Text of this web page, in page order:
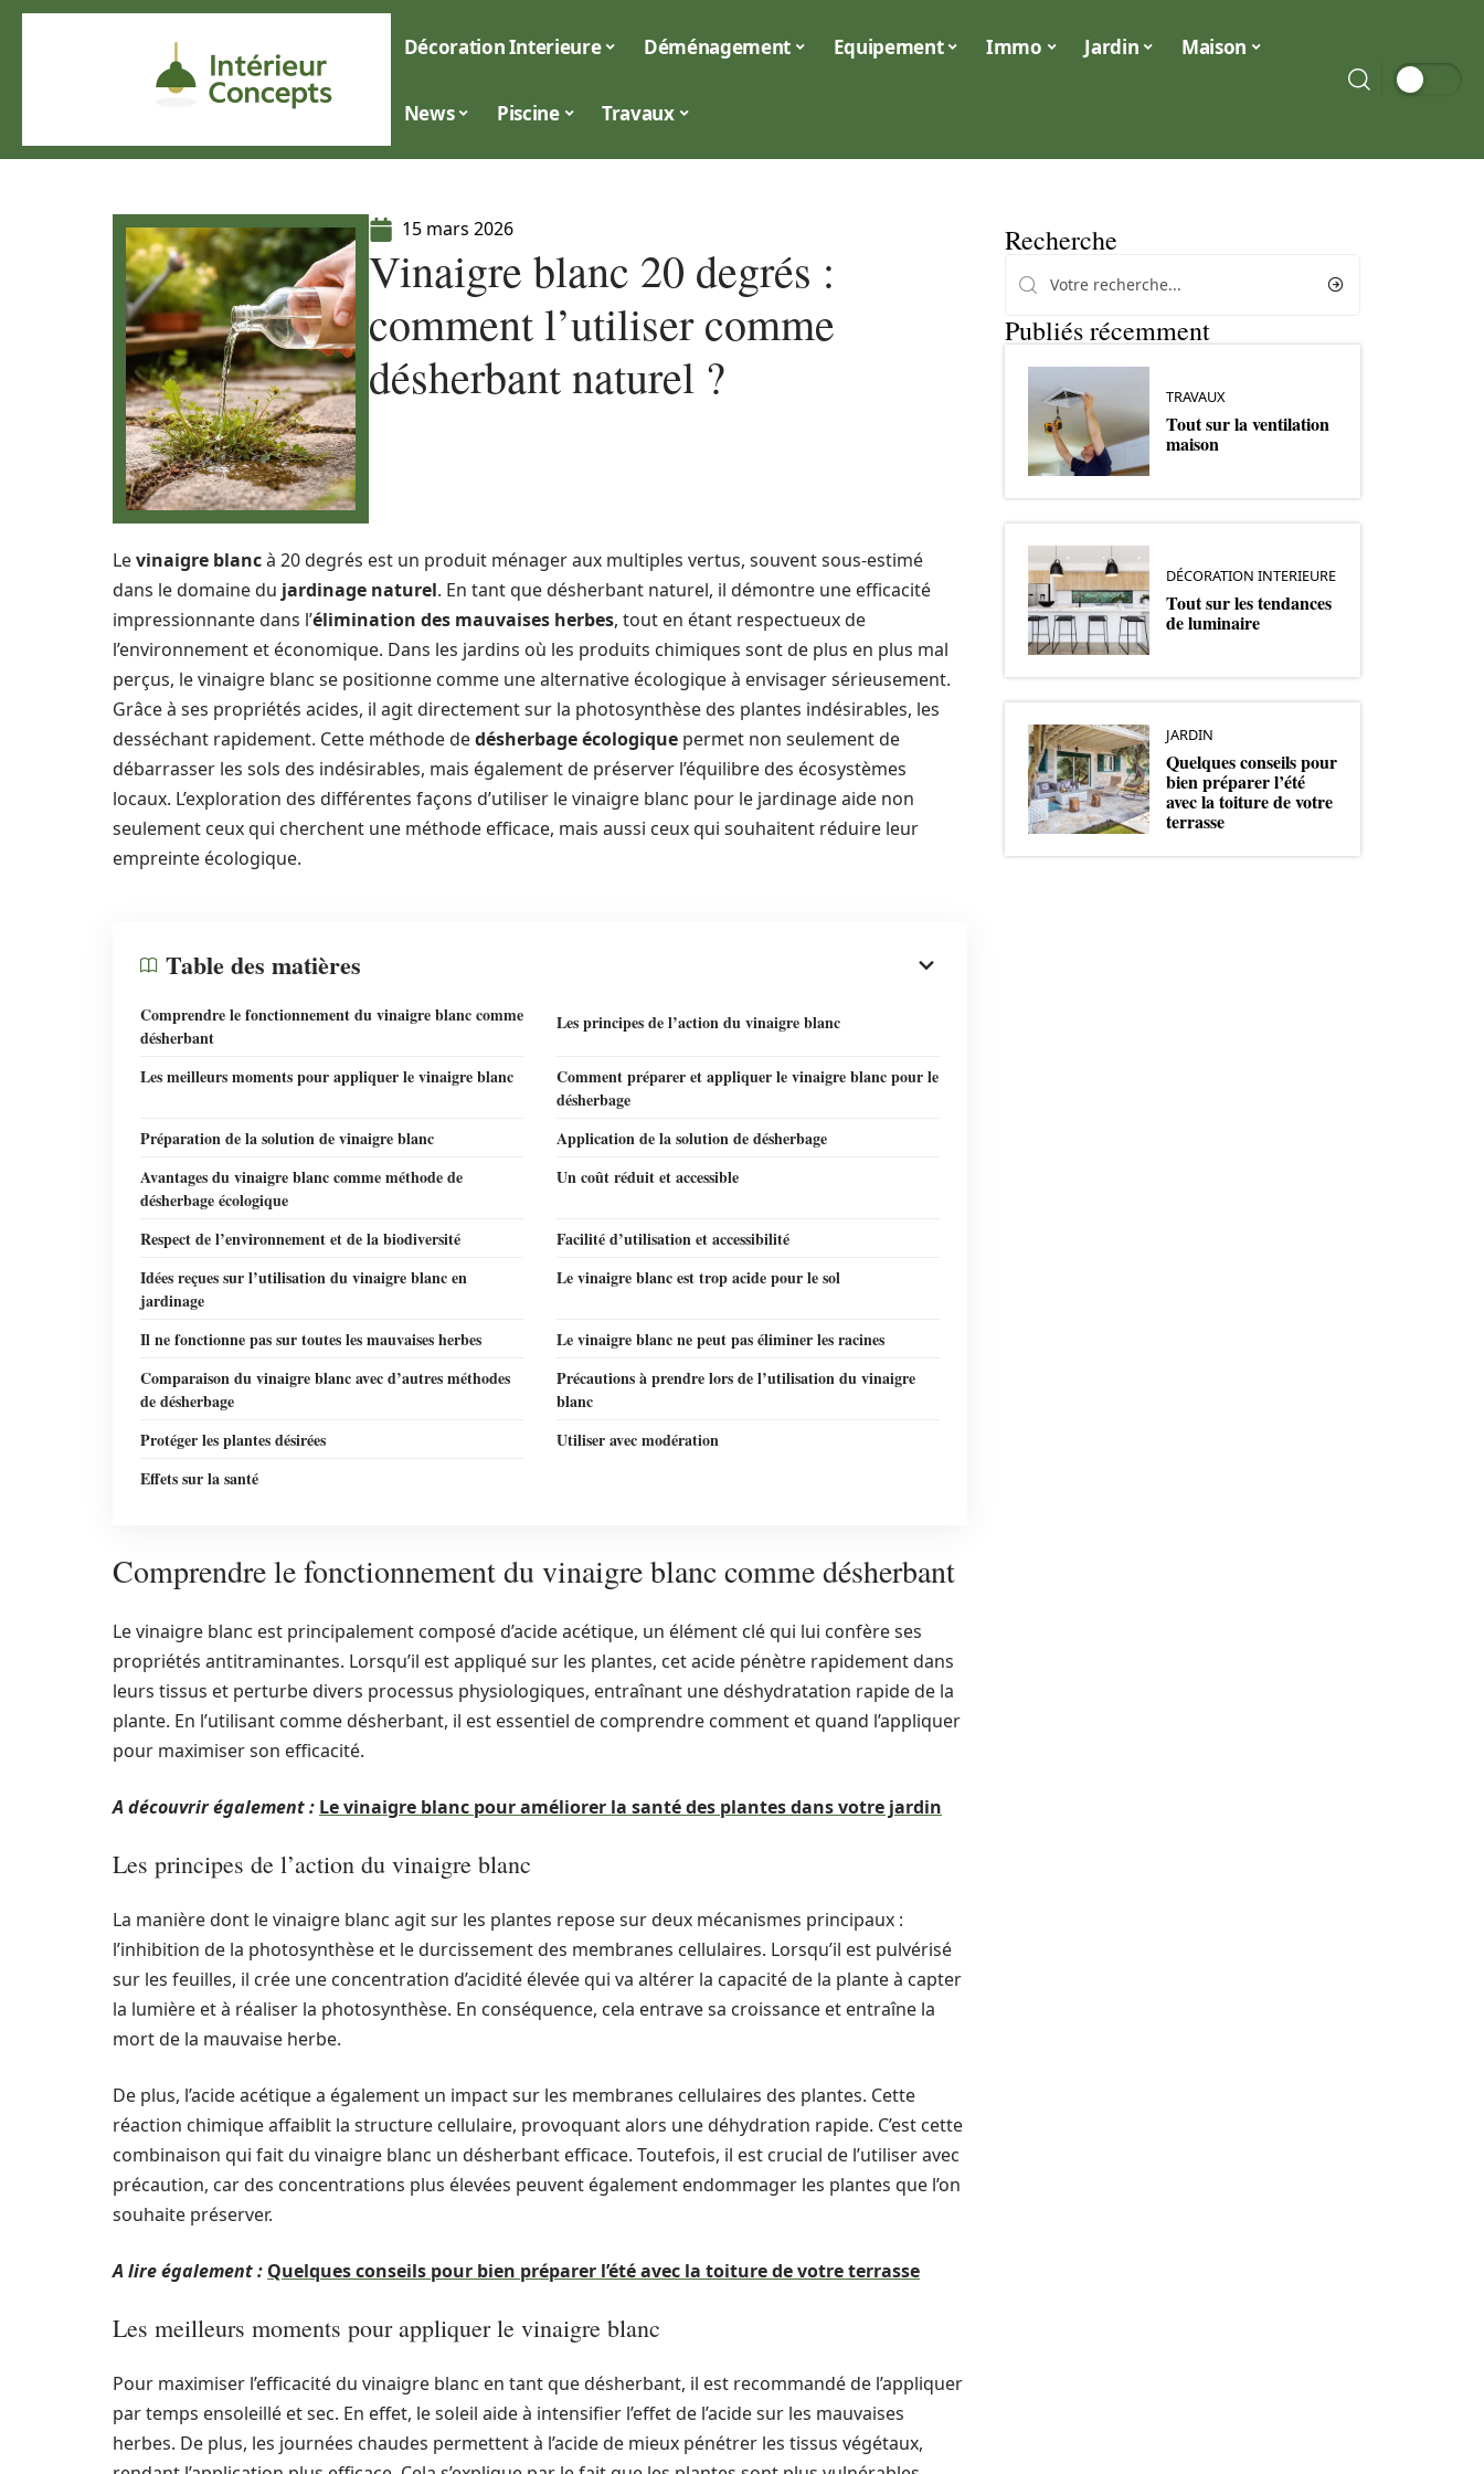
Décoration Interieure Déménagement Equipement Immo Jardin Maison
News Piscine Travaux
15 mars 2026
Vinaigre blanc 20 degrés :
comment l’utiliser comme
désherbant naturel ?
Levinaigre blancà 20 degrés est un produit ménager aux multiples vertus, souvent sous-estimé
dans le domaine du jardinage naturel. En tant que désherbant naturel, il démontre une efficacité
impressionnante dans l’élimination des mauvaises herbes, tout en étant respectueux de
l’environnement et économique. Dans les jardins où les produits chimiques sont de plus en plus mal
perçus, le vinaigre blanc se positionne comme une alternative écologique à envisager sérieusement.
Grâce à ses propriétés acides, il agit directement sur la photosynthèse des plantes indésirables, les
desséchant rapidement. Cette méthode dedésherbage écologique permet non seulement de
débarrasser les sols des indésirables, mais également de préserver l’équilibre des écosystèmes
locaux. L’exploration des différentes façons d’utiliser le vinaigre blanc pour le jardinage aide non
seulement ceux qui cherchent une méthode efficace, mais aussi ceux qui souhaitent réduire leur
empreinte écologique.
Table des matières
Comprendre le fonctionnement du vinaigre blanc comme
désherbant
Les principes de l’action du vinaigre blanc
Les meilleurs moments pour appliquer le vinaigre blanc
Comment préparer et appliquer le vinaigre blanc pour le
désherbage
Préparation de la solution de vinaigre blanc
Application de la solution de désherbage
Avantages du vinaigre blanc comme méthode de
désherbage écologique
Un coût réduit et accessible
Respect de l’environnement et de la biodiversité
Facilité d’utilisation et accessibilité
Idées reçues sur l’utilisation du vinaigre blanc en
jardinage
Le vinaigre blanc est trop acide pour le sol
Il ne fonctionne pas sur toutes les mauvaises herbes
Le vinaigre blanc ne peut pas éliminer les racines
Comparaison du vinaigre blanc avec d’autres méthodes
de désherbage
Précautions à prendre lors de l’utilisation du vinaigre
blanc
Protéger les plantes désirées
Utiliser avec modération
Effets sur la santé
Comprendre le fonctionnement du vinaigre blanc comme désherbant
Le vinaigre blanc est principalement composé d’acide acétique, un élément clé qui lui confère ses
propriétés antitraminantes. Lorsqu’il est appliqué sur les plantes, cet acide pénètre rapidement dans
leurs tissus et perturbe divers processus physiologiques, entraînant une déshydratation rapide de la
plante. En l’utilisant comme désherbant, il est essentiel de comprendre comment et quand l’appliquer
pour maximiser son efficacité.
A découvrir également : Le vinaigre blanc pour améliorer la santé des plantes dans votre jardin
Les principes de l’action du vinaigre blanc
La manière dont le vinaigre blanc agit sur les plantes repose sur deux mécanismes principaux :
l’inhibition de la photosynthèse et le durcissement des membranes cellulaires. Lorsqu’il est pulvérisé
sur les feuilles, il crée une concentration d’acidité élevée qui va altérer la capacité de la plante à capter
la lumière et à réaliser la photosynthèse. En conséquence, cela entrave sa croissance et entraîne la
mort de la mauvaise herbe.
De plus, l’acide acétique a également un impact sur les membranes cellulaires des plantes. Cette
réaction chimique affaiblit la structure cellulaire, provoquant alors une déhydration rapide. C’est cette
combinaison qui fait du vinaigre blanc un désherbant efficace. Toutefois, il est crucial de l’utiliser avec
précaution, car des concentrations plus élevées peuvent également endommager les plantes que l’on
souhaite préserver.
A lire également : Quelques conseils pour bien préparer l’été avec la toiture de votre terrasse
Les meilleurs moments pour appliquer le vinaigre blanc
Pour maximiser l’efficacité du vinaigre blanc en tant que désherbant, il est recommandé de l’appliquer
par temps ensoleillé et sec. En effet, le soleil aide à intensifier l’effet de l’acide sur les mauvaises
herbes. De plus, les journées chaudes permettent à l’acide de mieux pénétrer les tissus végétaux,
Recherche
Publiés récemment
TRAVAUX
Tout sur la ventilation
maison
DÉCORATION INTERIEURE
Tout sur les tendances
de luminaire
JARDIN
Quelques conseils pour
bien préparer l’été
avec la toiture de votre
terrasse